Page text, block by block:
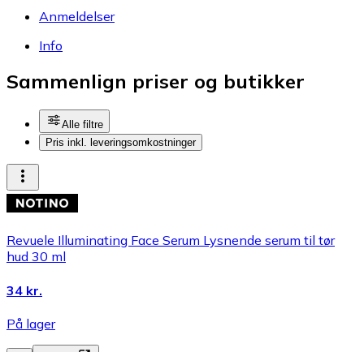
Anmeldelser
Info
Sammenlign priser og butikker
Alle filtre
Pris inkl. leveringsomkostninger
Revuele Illuminating Face Serum Lysnende serum til tør
hud 30 ml
34 kr.
På lager